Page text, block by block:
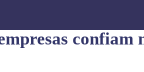
confiam